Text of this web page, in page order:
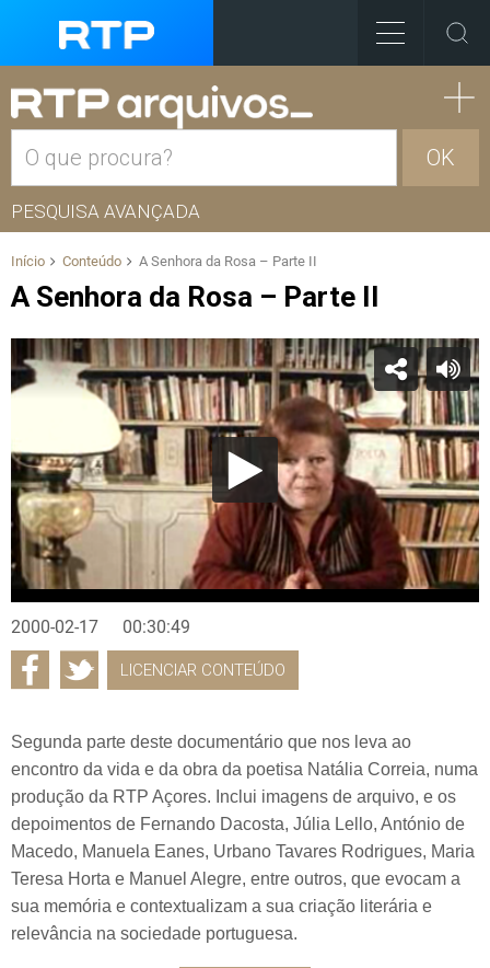
OK
PESQUISA AVANÇADA
Início Conteúdo A Senhora da Rosa – Parte II
A Senhora da Rosa – Parte II
2000-02-17 00:30:49
LICENCIAR CONTEÚDO
Segunda parte deste documentário que nos leva ao
encontro da vida e da obra da poetisa Natália Correia, numa
produção da RTP Açores. Inclui imagens de arquivo, e os
depoimentos de Fernando Dacosta, Júlia Lello, António de
Macedo, Manuela Eanes, Urbano Tavares Rodrigues, Maria
Teresa Horta e Manuel Alegre, entre outros, que evocam a
sua memória e contextualizam a sua criação literária e
relevância na sociedade portuguesa.